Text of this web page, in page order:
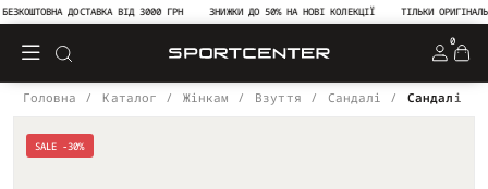
ДОСТАВКА ВІД 3000 ГРН ЗНИЖКИ ДО 50% НА НОВІ КОЛЕКЦІЇ ТІЛЬКИ
0
Головна Каталог Жінкам Взуття Сандалі Сандалі
SALE -30%